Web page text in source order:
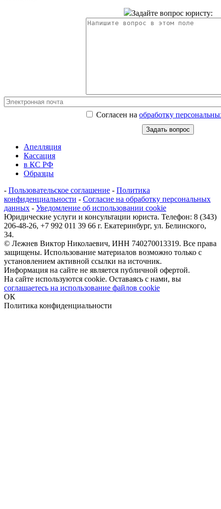
Задайте вопрос юристу:
Согласен на обработку
Апелляция
Кассация
в КС РФ
Образцы
- Пользовательское соглашение - Политика
конфиденциальности - Согласие на обработку персональных
данных - Уведомление об использовании cookie
Юридические услуги и консультации юриста. Телефон: 8 (343)
206-48-26, +7 992 011 39 66 г. Екатеринбург, ул. Белинского,
34.
© Лежнев Виктор Николаевич, ИНН 740270013319. Все права
защищены. Использование материалов возможно только с
установлением активной ссылки на источник.
Информация на сайте не является публичной офертой.
На сайте используются cookie. Оставаясь с нами, вы
соглашаетесь на использование файлов cookie
ОК
Политика конфиденциальности